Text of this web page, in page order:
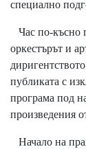
специално
Час по-късно
оркестърът и
публиката с
програма под
произведения
Начало на